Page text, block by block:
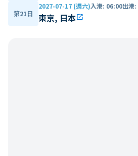
第21日
2027-07-17 (週六)入港: 06:00出港:
東京, 日本open_in_new